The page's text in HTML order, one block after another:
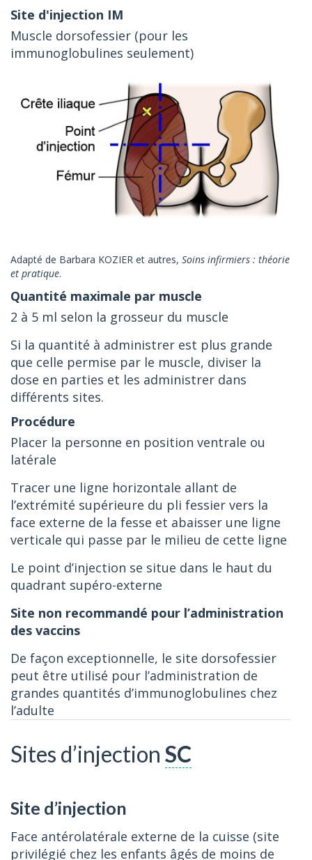
Muscle dorsofessier (pour les
immunoglobulines seulement)
Adapté de Barbara KOZIER et autres, Soins infirmiers : théorie
et pratique.
2 à 5 ml selon la grosseur du muscle
Si la quantité à administrer est plus grande
que celle permise par le muscle, diviser la
dose en parties et les administrer dans
différents sites.
Placer la personne en position ventrale ou
latérale
Tracer une ligne horizontale allant de
l’extrémité supérieure du pli fessier vers la
face externe de la fesse et abaisser une ligne
verticale qui passe par le milieu de cette ligne
Le point d’injection se situe dans le haut du
quadrant supéro-externe
Site non recommandé pour l’administration
des vaccins
De façon exceptionnelle, le site dorsofessier
peut être utilisé pour l’administration de
grandes quantités d’immunoglobulines chez
l’adulte
Sites d’injection SC
Site d’injection
Face antérolatérale externe de la cuisse (site
privilégié chez les enfants âgés de moins de